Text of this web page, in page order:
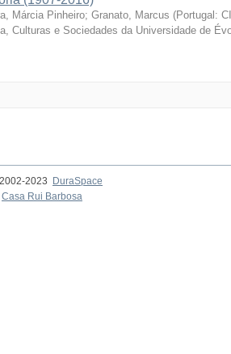
Márcia Pinheiro; Granato, Marcus (Portugal:
Culturas e Sociedades da Universidade de
2023
DuraSpace
Casa Rui Barbosa